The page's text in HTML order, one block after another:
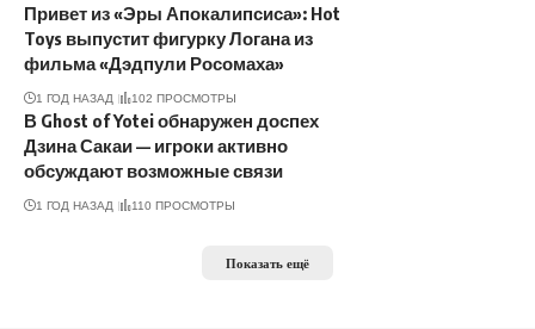
Привет из «Эры Апокалипсиса»: Hot
Toys выпустит фигурку Логана из
фильма «Дэдпули Росомаха»
1 ГОД НАЗАД 102 ПРОСМОТРЫ
В Ghost of Yotei обнаружен доспех
Дзина Сакаи — игроки активно
обсуждают возможные связи
1 ГОД НАЗАД 110 ПРОСМОТРЫ
Показать ещё